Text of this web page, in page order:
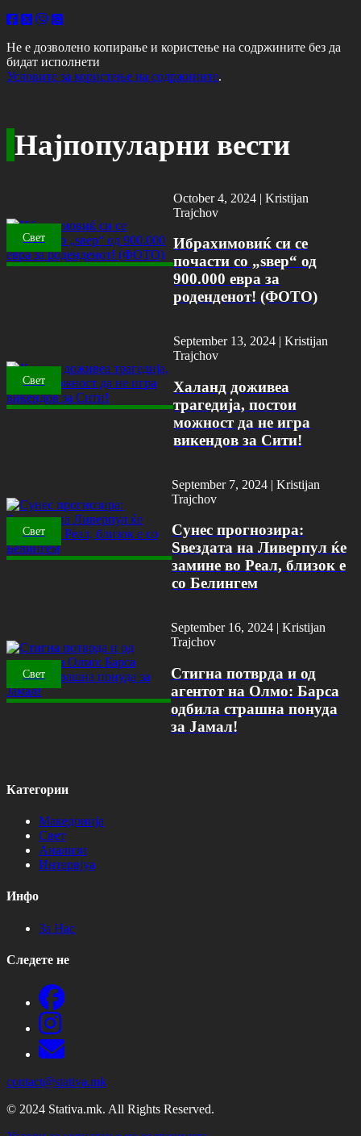
Не е дозволено копирање и користење на содржините без да
бидат исполнети
Условите за користење на содржините.
Најпопуларни вести
Свет
October 4, 2024 |Kristijan
Trajchov
Ибрахимовиќ си се
почасти со „ѕвер“ од
900.000 евра за
роденденот! (ФОТО)
Свет
September 13, 2024 | Kristijan
Trajchov
Халанд доживеа
трагедија, постои
можност да не игра
викендов за Сити!
Свет
September 7, 2024 | Kristijan
Trajchov
Сунес прогнозира:
Ѕвездата на Ливерпул ќе
замине во Реал, близок е
со Белингем
Свет
September 16, 2024 | Kristijan
Trajchov
Стигна потврда и од
агентот на Олмо: Барса
одбила страшна понуда
за Јамал!
Категории
Македонија
Свет
Анализи
Интервјуа
Инфо
За Нас
Следете не
contact@stativa.mk
© 2024 Stativa.mk. All Rights Reserved.